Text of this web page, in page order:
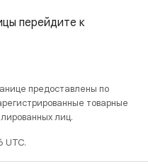
перейдите к
предоставлены по
товарные
лиц.
UTC.